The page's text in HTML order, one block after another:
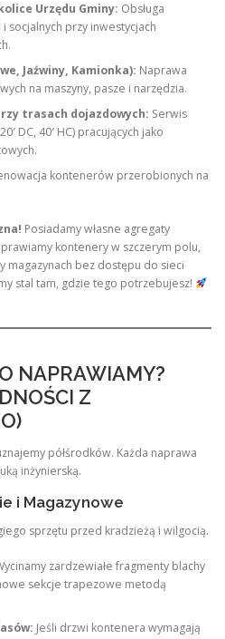
Urzędu Gminy: Obsługa
socjalnych przy inwestycjach
Jaźwiny, Kamionka): Naprawa
na maszyny, pasze i narzędzia.
trasach dojazdowych: Serwis
DC, 40′ HC) pracujących jako
kontenerów przerobionych na
Posiadamy własne agregaty
kontenery w szczerym polu,
magazynach bez dostępu do sieci
stal tam, gdzie tego potrzebujesz!
NAPRAWIAMY?
Z
półśrodków. Każda naprawa
inżynierską.
i Magazynowe
sprzętu przed kradzieżą i wilgocią.
zardzewiałe fragmenty blachy
sekcje trapezowe metodą
Jeśli drzwi kontenera wymagają